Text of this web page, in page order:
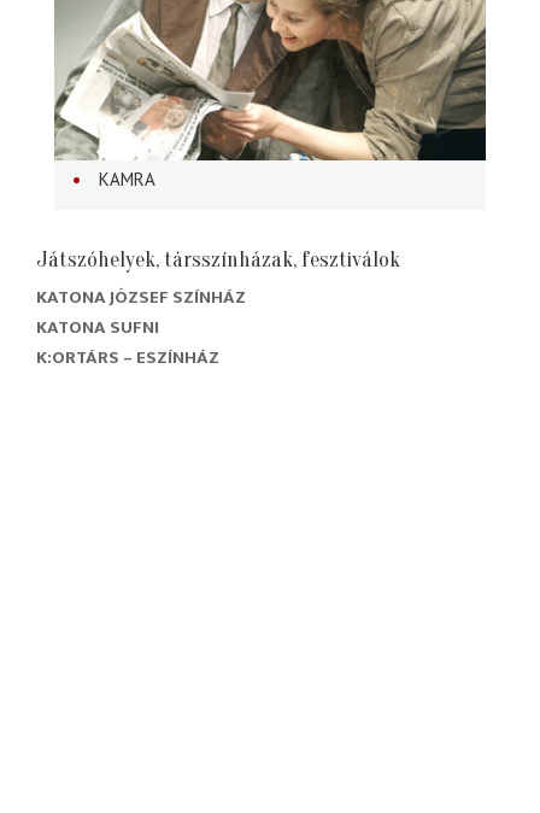
KAMRA
Játszóhelyek, társszínházak, fesztiválok
KATONA JÓZSEF SZÍNHÁZ
KATONA SUFNI
K:ORTÁRS – ESZÍNHÁZ